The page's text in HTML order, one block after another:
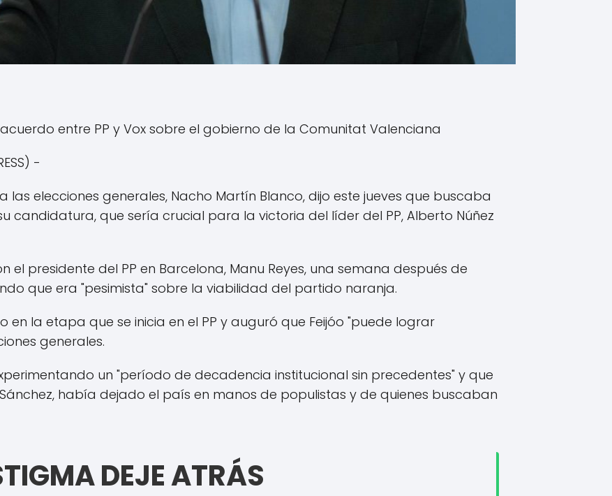
entre PP y Vox sobre el gobierno de la Comunitat Valenciana
-
las elecciones generales, Nacho Martín Blanco, dijo este jueves que buscaba
candidatura, que sería crucial para la victoria del líder del PP, Alberto Núñez
el presidente del PP en Barcelona, ​​Manu Reyes, una semana después de
que era "pesimista" sobre la viabilidad del partido naranja.
en la etapa que se inicia en el PP y auguró que Feijóo "puede lograr
generales.
un "período de decadencia institucional sin precedentes" y que
había dejado el país en manos de populistas y de quienes buscaban
DEJE ATRÁS